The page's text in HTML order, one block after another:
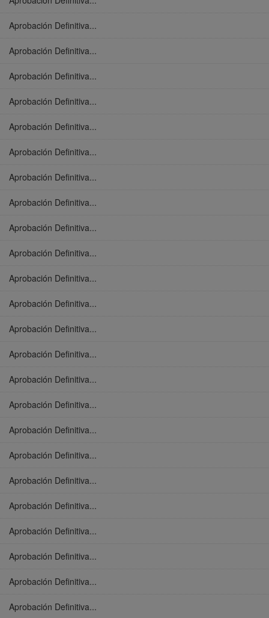
Aprobación Definitiva...
Aprobación Definitiva...
Aprobación Definitiva...
Aprobación Definitiva...
Aprobación Definitiva...
Aprobación Definitiva...
Aprobación Definitiva...
Aprobación Definitiva...
Aprobación Definitiva...
Aprobación Definitiva...
Aprobación Definitiva...
Aprobación Definitiva...
Aprobación Definitiva...
Aprobación Definitiva...
Aprobación Definitiva...
Aprobación Definitiva...
Aprobación Definitiva...
Aprobación Definitiva...
Aprobación Definitiva...
Aprobación Definitiva...
Aprobación Definitiva...
Aprobación Definitiva...
Aprobación Definitiva...
Aprobación Definitiva...